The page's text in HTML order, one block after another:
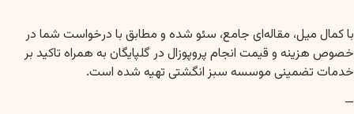
با کمال میل، مقاله‌ای جامع، سئو شده و مطابق با درخواست شما در
خصوص هزینه و قیمت انجام پروپوزال در گلپایگان به همراه تاکید بر
خدمات تضمینی موسسه سبز انگشتی تهیه شده است.
—